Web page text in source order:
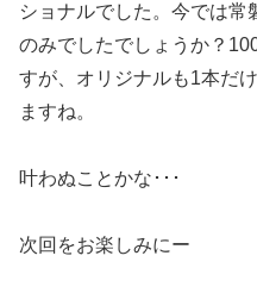
ショナルでした。今では常
のみでしたでしょうか？
すが、オリジナルも1本だ
ますね。
叶わぬことかな･･･
次回をお楽しみにー